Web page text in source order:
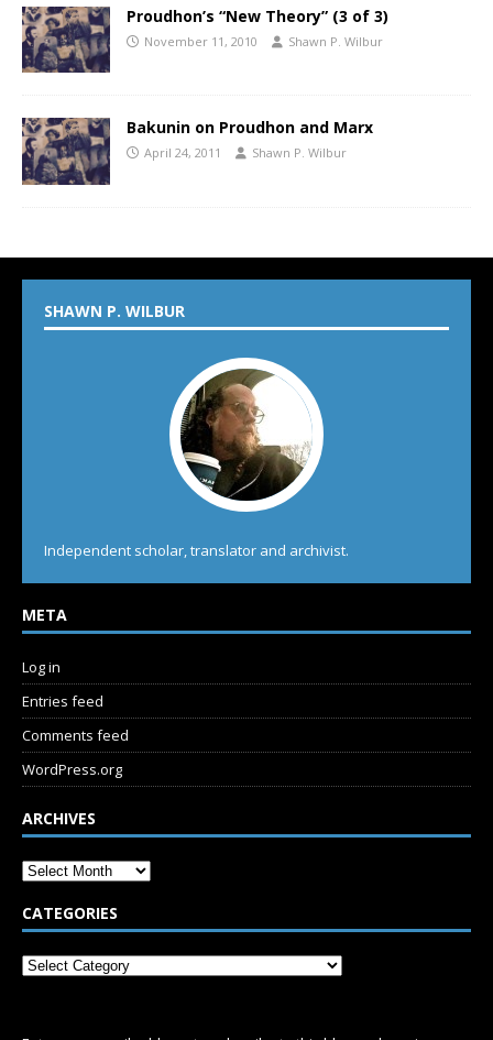
Proudhon’s “New Theory” (3 of 3)
November 11, 2010 Shawn P. Wilbur
Bakunin on Proudhon and Marx
April 24, 2011 Shawn P. Wilbur
SHAWN P. WILBUR
Independent scholar, translator and archivist.
META
Log in
Entries feed
Comments feed
WordPress.org
ARCHIVES
CATEGORIES